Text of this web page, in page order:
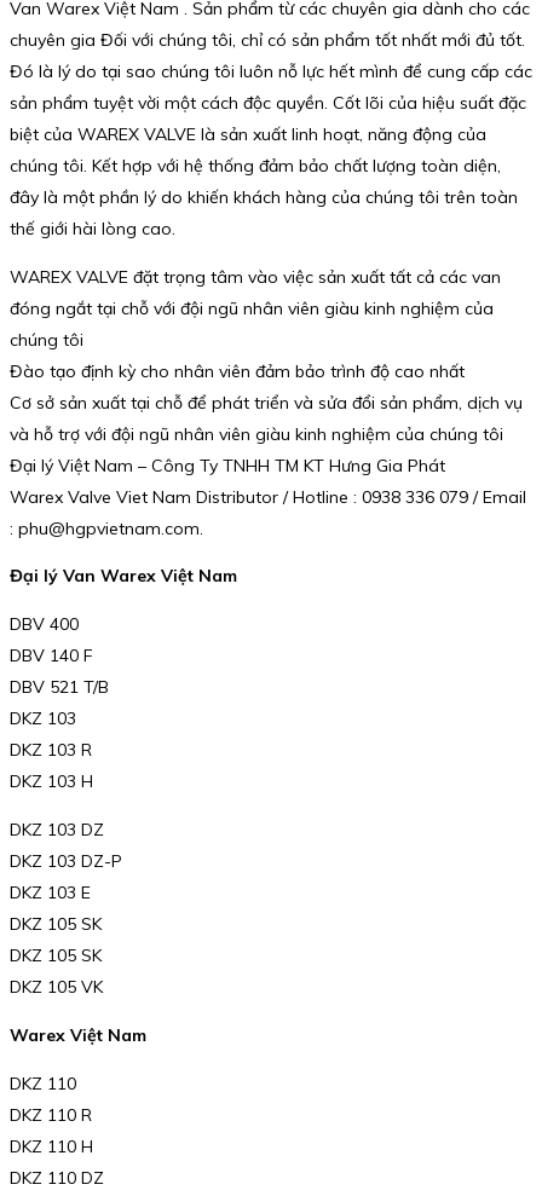
Van Warex Việt Nam . Sản phẩm từ các chuyên gia dành cho các
chuyên gia Đối với chúng tôi, chỉ có sản phẩm tốt nhất mới đủ tốt.
Đó là lý do tại sao chúng tôi luôn nỗ lực hết mình để cung cấp các
sản phẩm tuyệt vời một cách độc quyền. Cốt lõi của hiệu suất đặc
biệt của WAREX VALVE là sản xuất linh hoạt, năng động của
chúng tôi. Kết hợp với hệ thống đảm bảo chất lượng toàn diện,
đây là một phần lý do khiến khách hàng của chúng tôi trên toàn
thế giới hài lòng cao.
WAREX VALVE đặt trọng tâm vào việc sản xuất tất cả các van
đóng ngắt tại chỗ với đội ngũ nhân viên giàu kinh nghiệm của
chúng tôi
Đào tạo định kỳ cho nhân viên đảm bảo trình độ cao nhất
Cơ sở sản xuất tại chỗ để phát triển và sửa đổi sản phẩm, dịch vụ
và hỗ trợ với đội ngũ nhân viên giàu kinh nghiệm của chúng tôi
Đại lý Việt Nam – Công Ty TNHH TM KT Hưng Gia Phát
Warex Valve Viet Nam Distributor / Hotline : 0938 336 079 / Email
: phu@hgpvietnam.com.
Đại lý Van Warex Việt Nam
DBV 400
DBV 140 F
DBV 521 T/B
DKZ 103
DKZ 103 R
DKZ 103 H
DKZ 103 DZ
DKZ 103 DZ-P
DKZ 103 E
DKZ 105 SK
DKZ 105 SK
DKZ 105 VK
Warex Việt Nam
DKZ 110
DKZ 110 R
DKZ 110 H
DKZ 110 DZ